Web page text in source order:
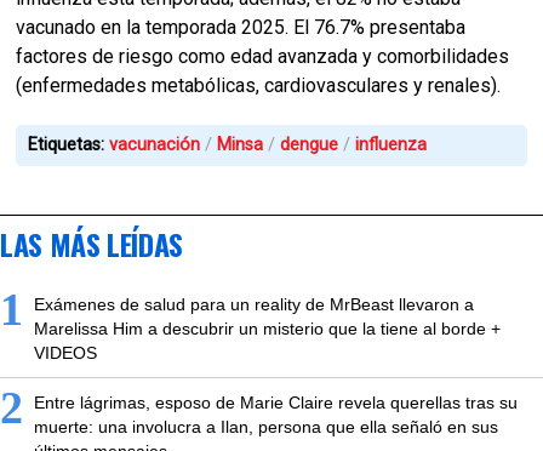
vacunado en la temporada 2025. El 76.7% presentaba
factores de riesgo como edad avanzada y comorbilidades
(enfermedades metabólicas, cardiovasculares y renales).
Etiquetas:vacunación Minsa dengue influenza
LAS MÁS LEÍDAS
1
Exámenes de salud para un reality de MrBeast llevaron a
Marelissa Him a descubrir un misterio que la tiene al borde +
VIDEOS
2
Entre lágrimas, esposo de Marie Claire revela querellas tras su
muerte: una involucra a Ilan, persona que ella señaló en sus